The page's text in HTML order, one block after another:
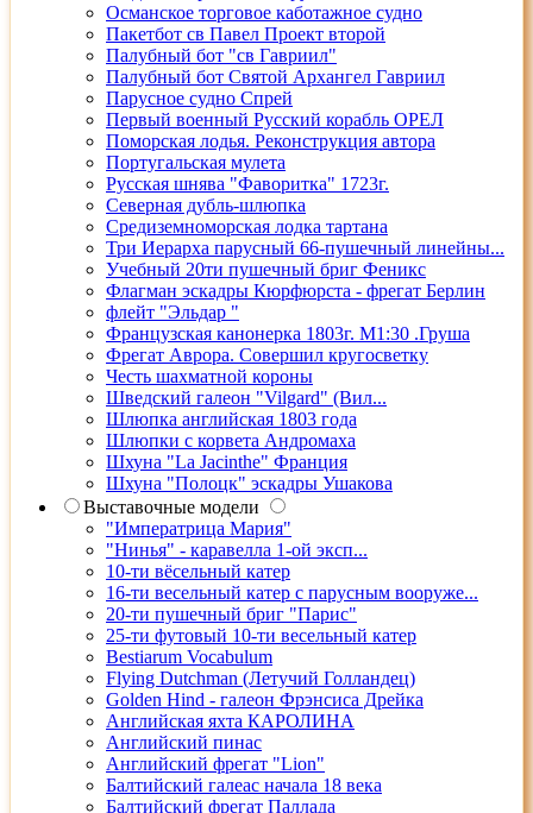
Османское торговое каботажное судно
Пакетбот св Павел Проект второй
Палубный бот "св Гавриил"
Палубный бот Святой Архангел Гавриил
Парусное судно Спрей
Первый военный Русский корабль ОРЕЛ
Поморская лодья. Реконструкция автора
Португальская мулета
Русская шнява "Фаворитка" 1723г.
Северная дубль-шлюпка
Средиземноморская лодка тартана
Три Иерарха парусный 66-пушечный линейны...
Учебный 20ти пушечный бриг Феникс
Флагман эскадры Кюрфюрста - фрегат Берлин
флейт "Эльдар "
Французская канонерка 1803г. М1:30 .Груша
Фрегат Аврора. Совершил кругосветку
Честь шахматной короны
Шведский галеон "Vilgard" (Вил...
Шлюпка английская 1803 года
Шлюпки с корвета Андромаха
Шхуна "La Jacinthe" Франция
Шхуна "Полоцк" эскадры Ушакова
Выставочные модели
"Императрица Мария"
"Нинья" - каравелла 1-ой эксп...
10-ти вёсельный катер
16-ти весельный катер с парусным вооруже...
20-ти пушечный бриг "Парис"
25-ти футовый 10-ти весельный катер
Bestiarum Vocabulum
Flying Dutchman (Летучий Голландец)
Golden Hind - галеон Фрэнсиса Дрейка
Английская яхта КАРОЛИНА
Английский пинас
Английский фрегат "Lion"
Балтийский галеас начала 18 века
Балтийский фрегат Паллада